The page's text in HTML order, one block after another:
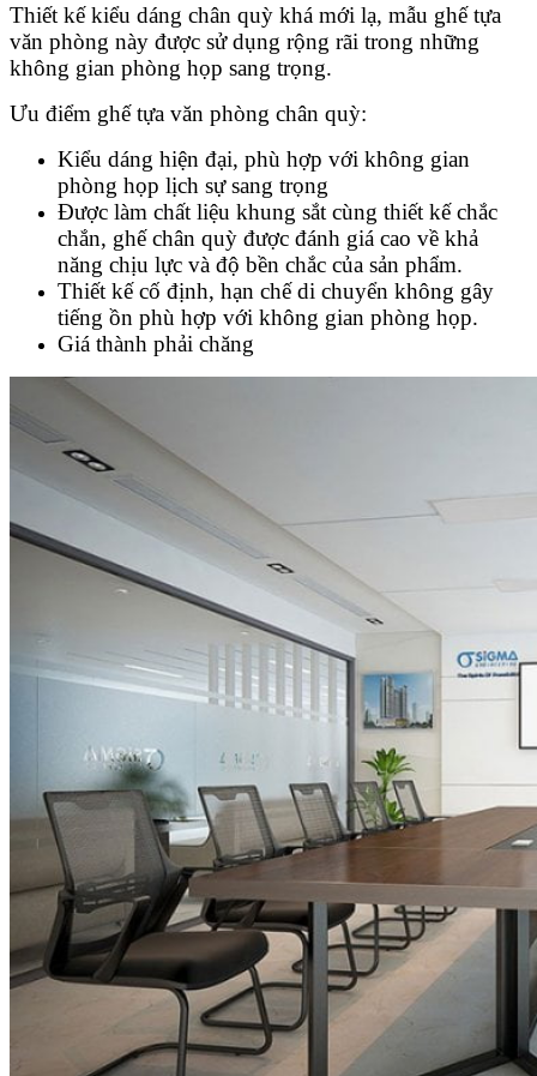
Thiết kế kiểu dáng chân quỳ khá mới lạ, mẫu ghế tựa
văn phòng này được sử dụng rộng rãi trong những
không gian phòng họp sang trọng.
Ưu điểm ghế tựa văn phòng chân quỳ:
Kiểu dáng hiện đại, phù hợp với không gian
phòng họp lịch sự sang trọng
Được làm chất liệu khung sắt cùng thiết kế chắc
chắn, ghế chân quỳ được đánh giá cao về khả
năng chịu lực và độ bền chắc của sản phẩm.
Thiết kế cố định, hạn chế di chuyển không gây
tiếng ồn phù hợp với không gian phòng họp.
Giá thành phải chăng